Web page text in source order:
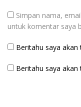
Simpan nama,
untuk komentar saya
Beritahu saya
Beritahu saya akan